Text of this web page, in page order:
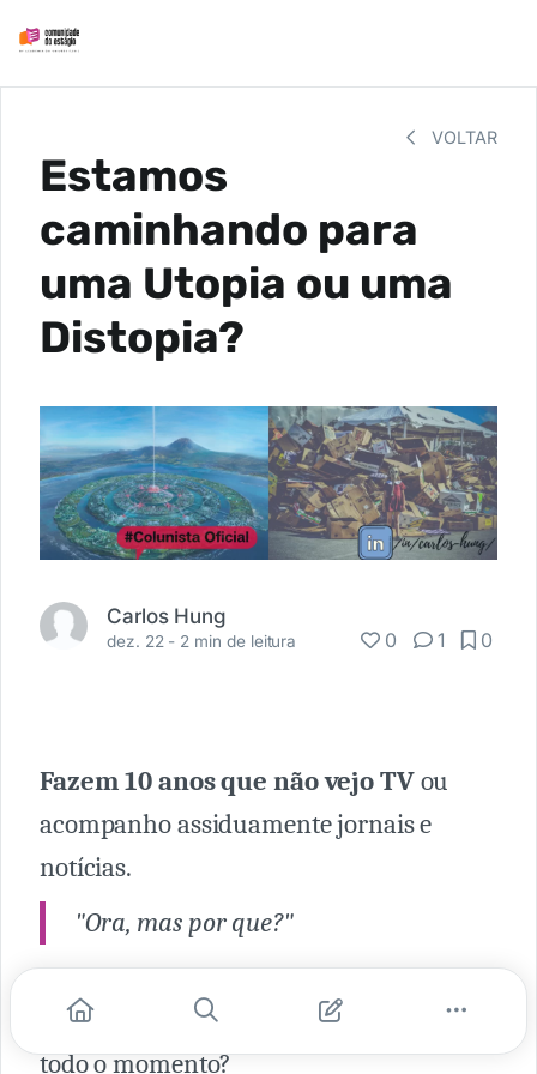
VOLTAR
Estamos
caminhando para
uma Utopia ou uma
Distopia?
Carlos Hung
dez. 22 - 2 min de leitura 0 1 0
Fazem 10 anos que não vejo TVou
acompanho assiduamente jornais e
notícias.
"Ora, mas por que?"
Já parou para pensaro quanto de
notícias negativas são propagadasa
todo o momento?